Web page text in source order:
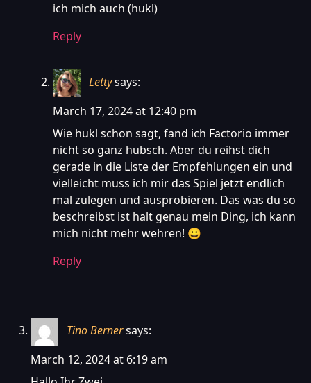
ich mich auch (hukl)
Reply
Lettysays:
March 17, 2024 at 12:40 pm
Wie hukl schon sagt, fand ich Factorio immer
nicht so ganz hübsch. Aber du reihst dich
gerade in die Liste der Empfehlungen ein und
vielleicht muss ich mir das Spiel jetzt endlich
mal zulegen und ausprobieren. Das was du so
beschreibst ist halt genau mein Ding, ich kann
mich nicht mehr wehren! 😀
Reply
Tino Bernersays:
March 12, 2024 at 6:19 am